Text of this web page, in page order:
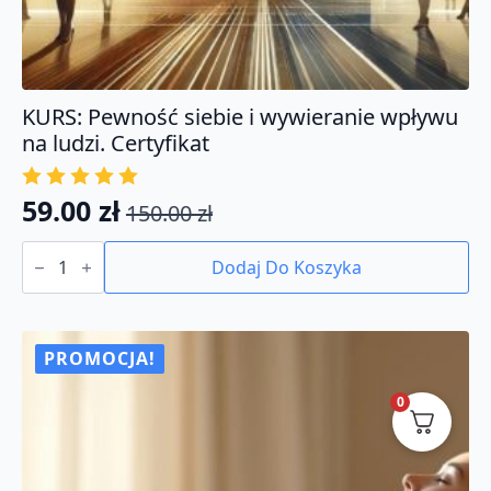
KURS: Pewność siebie i wywieranie wpływu
na ludzi. Certyfikat
150.00zł
Pierwotna
cena
wynosiła:
150.00 zł.
59.00 zł
Aktualna
cena
wynosi:
59.00 zł.
ilość
KURS:
siebie
wywieranie
wpływu
na
Dodaj Do Koszyka
PROMOCJA!
0